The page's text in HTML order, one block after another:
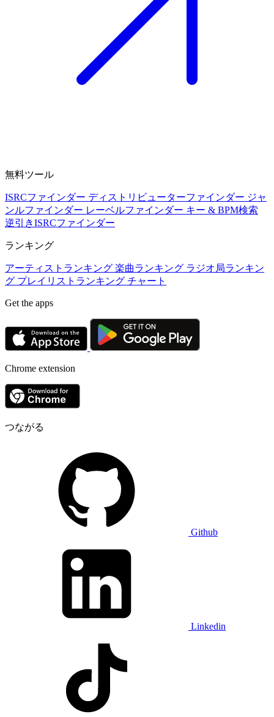
無料ツール
ISRCファインダー ディストリビューターファインダー ジャ
ンルファインダー レーベルファインダー キー & BPM検索
逆引きISRCファインダー
ランキング
アーティストランキング 楽曲ランキング ラジオ局ランキン
グ プレイリストランキング チャート
Get the apps
Chrome extension
つながる
Github
Linkedin